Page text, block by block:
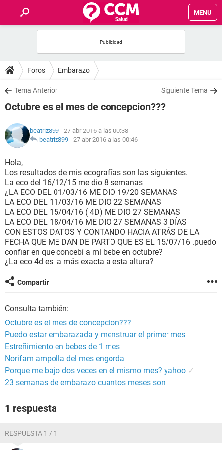
MENU
FOROS
SALUD
NUTRICIÓN
BIENESTAR
SEXUALIDAD
GLOSARIO
Foros Embarazo
Tema Anterior Siguiente Tema
Octubre es el mes de concepcion???
beatriz899 - 27 abr 2016 a las 00:38
beatriz899 - 27 abr 2016 a las 00:46
Hola,
Los resultados de mis ecografías son las siguientes.
La eco del 16/12/15 me dio 8 semanas
¿LA ECO DEL 01/03/16 ME DIO 19/20 SEMANAS
LA ECO DEL 11/03/16 ME DIO 22 SEMANAS
LA ECO DEL 15/04/16 ( 4D) ME DIO 27 SEMANAS
LA ECO DEL 18/04/16 ME DIO 27 SEMANAS 3 DÍAS
CON ESTOS DATOS Y CONTANDO HACIA ATRÁS DE LA
FECHA QUE ME DAN DE PARTO QUE ES EL 15/07/16 .puedo
confiar en que concebí a mi bebe en octubre?
¿La eco 4d es la más exacta a esta altura?
Compartir
Consulta también:
Octubre es el mes de concepcion???
Puedo estar embarazada y menstruar el primer mes
Estreñimiento en bebes de 1 mes
Norifam ampolla del mes engorda
Porque me bajo dos veces en el mismo mes? yahoo ✓
23 semanas de embarazo cuantos meses son
1 respuesta
RESPUESTA 1 / 1